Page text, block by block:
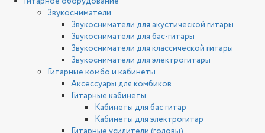
Звукосниматели
Звукосниматели для акустической гитары
Звукосниматели для бас-гитары
Звукосниматели для классической гитары
Звукосниматели для электрогитары
Гитарные комбо и кабинеты
Аксессуары для комбиков
Гитарные кабинеты
Кабинеты для бас гитар
Кабинеты для электрогитар